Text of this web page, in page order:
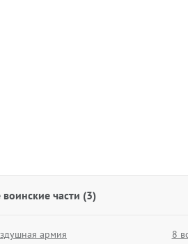
части (3)
армия
8